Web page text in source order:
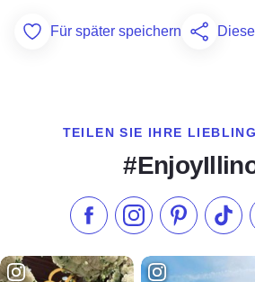
Add to Favorites
Für später speichern
TEILEN SIE IHRE
Liken Sie uns auf
Folgen Sie uns
Besuchen